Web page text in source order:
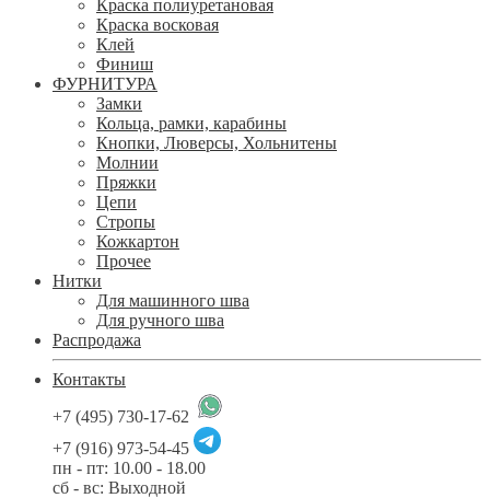
Краска полиуретановая
Краска восковая
Клей
Финиш
ФУРНИТУРА
Замки
Кольца, рамки, карабины
Кнопки, Люверсы, Хольнитены
Молнии
Пряжки
Цепи
Стропы
Кожкартон
Прочее
Нитки
Для машинного шва
Для ручного шва
Распродажа
Контакты
+7 (495) 730-17-62
+7 (916) 973-54-45
пн - пт: 10.00 - 18.00
сб - вс: Выходной